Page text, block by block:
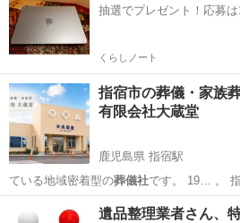
抽選でプレゼント！応募は
くらしノート
指宿市の葬儀・家族
有限会社大蔵堂
鹿児島県 指宿駅
ている地域密着型の葬儀社 で
ご検討の… 指宿市 指宿駅 葬儀
遺品整理業者さん、